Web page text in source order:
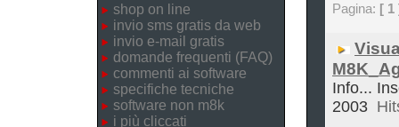
shop on line
invio sms gratis da web
invio e-mail gratis
domande frequenti (FAQ)
commenti ai software
specifiche tecniche
software non m8k
i più cliccati
Pagina: [ 1
Info...
2003